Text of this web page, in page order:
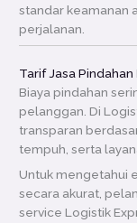
standar keamanan
perjalanan.
Tarif Jasa Pindahan
Biaya pindahan
pelanggan. Di
transparan
tempuh, serta
Untuk mengetahui
secara akurat,
service Logistik